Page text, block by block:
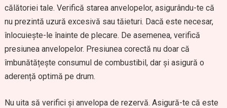
călătoriei tale. Verifică starea anvelopelor, asigurându-te că
nu prezintă uzură excesivă sau tăieturi. Dacă este necesar,
înlocuiește-le înainte de plecare. De asemenea, verifică
presiunea anvelopelor. Presiunea corectă nu doar că
îmbunătățește consumul de combustibil, dar și asigură o
aderență optimă pe drum.
Nu uita să verifici și anvelopa de rezervă. Asigură-te că este